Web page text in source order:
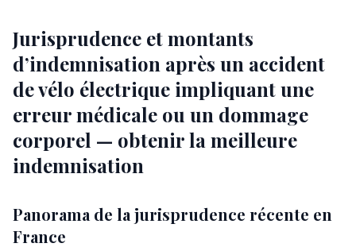
Jurisprudence et montants
d’indemnisation après un accident
de vélo électrique impliquant une
erreur médicale ou un dommage
corporel — obtenir la meilleure
indemnisation
Panorama de la jurisprudence récente en
France